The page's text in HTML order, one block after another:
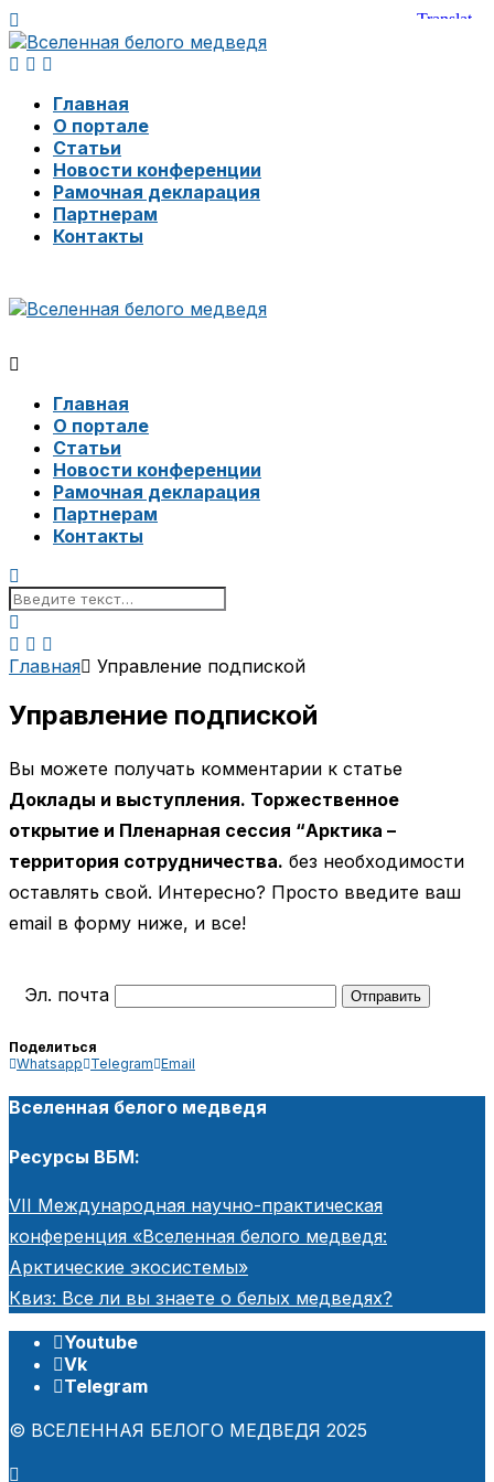
Главная
О портале
Статьи
Новости конференции
Рамочная декларация
Партнерам
Контакты
Главная
О портале
Статьи
Новости конференции
Рамочная декларация
Партнерам
Контакты
Главная Управление подпиской
Управление подпиской
Вы можете получать комментарии к статье
Доклады и выступления. Торжественное
открытие и Пленарная сессия “Арктика –
территория сотрудничества. без необходимости
оставлять свой. Интересно? Просто введите ваш
email в форму ниже, и все!
Эл. почта
Поделиться
Whatsapp Telegram Email
Вселенная белого медведя
Ресурсы ВБМ:
VII Международная научно-практическая
конференция «Вселенная белого медведя:
Арктические экосистемы»
Квиз: Все ли вы знаете о белых медведях?
Youtube
Vk
Telegram
© ВСЕЛЕННАЯ БЕЛОГО МЕДВЕДЯ 2025